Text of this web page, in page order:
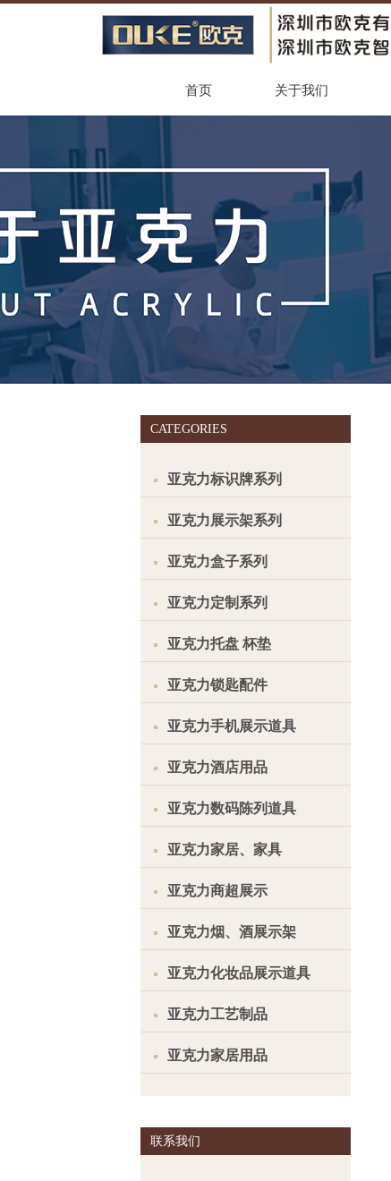
首页 关于我们
CATEGORIES
亚克力标识牌系列
亚克力展示架系列
亚克力盒子系列
亚克力定制系列
亚克力托盘 杯垫
亚克力锁匙配件
亚克力手机展示道具
亚克力酒店用品
亚克力数码陈列道具
亚克力家居、家具
亚克力商超展示
亚克力烟、酒展示架
亚克力化妆品展示道具
亚克力工艺制品
亚克力家居用品
联系我们